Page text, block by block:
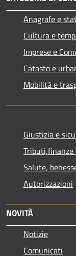
Anagrafe e
Cultura e
Imprese e
Catasto e
Mobilità e
Giustizia e
Salute,
Autorizzazioni
NOVITÀ
Notizie
Comunicati